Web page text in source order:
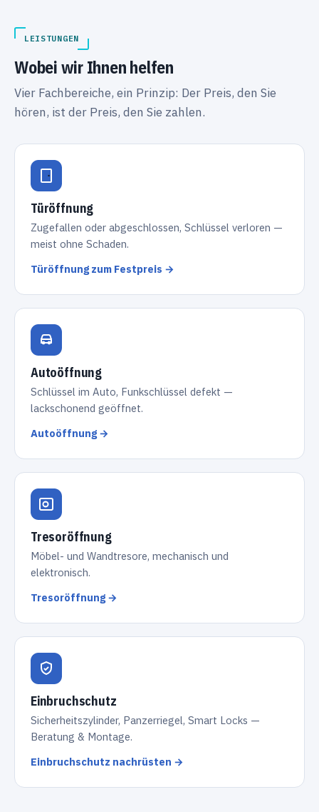
LEISTUNGEN
Wobei wir Ihnen helfen
Vier Fachbereiche, ein Prinzip: Der Preis, den Sie
hören, ist der Preis, den Sie zahlen.
Türöffnung
Zugefallen oder abgeschlossen, Schlüssel verloren —
meist ohne Schaden.
Türöffnung zum Festpreis →
Autoöffnung
Schlüssel im Auto, Funkschlüssel defekt —
lackschonend geöffnet.
Autoöffnung →
Tresoröffnung
Möbel- und Wandtresore, mechanisch und
elektronisch.
Tresoröffnung →
Einbruchschutz
Sicherheitszylinder, Panzerriegel, Smart Locks —
Beratung & Montage.
Einbruchschutz nachrüsten →